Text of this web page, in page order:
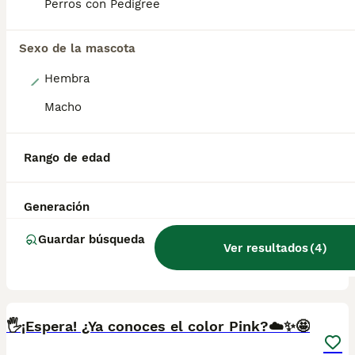
Perros con Pedigree
Sexo de la mascota
Hembra
Macho
Rango de edad
Generación
Guardar búsqueda
Ver resultados(4)
Presentamos la camada “FRENCHIE BLINDERS ”, una combinación única de genética, estructura y presencia que no se repite fácilmente. 💎 Compuesta por: * 2 hembras blue * 1 hembra blue merle * 1 macho blue 🔥 Todos con estructura Big Rope, excepto una de las hembras azules, manteniendo un equilibrio perfecto entre tipología, expresión y calidad. 🐾 Cachorros criados en ambiente familiar, dentro del hogar, con atención constante y contacto humano diario. Se entregan perfectamente socializados, acostumbrados a ruidos, manipulación y convivencia desde pequeños. 🚽 Ya comienzan a hacer sus necesidades en empapador, avanzando en su aprendizaje de forma natural y guiada. 👑 Son literalmente los reyes de la casa, criados como tal, con mimo, estabilidad y rutina, lo que se refleja en su carácter equilibrado y confiado. 📜 Se entregan con todas las garantías sanitarias, seguimiento veterinario y compromiso de crianza responsable, ofreciendo seguridad y tranquilidad a sus futuras familias 📲 Puedes conocer más sobre nosotros y ver cómo crecen en nuestro Instagram: @latribull_ 📩 Camada exclusiva y limitada. Precio segun el cachorro. Solo para familias que valoren calidad, estructura y crianza real desde el hogar.
Identidad Verificada
🖐️¡Espera! ¿Ya conoces el color Pink?☁️✨🤩